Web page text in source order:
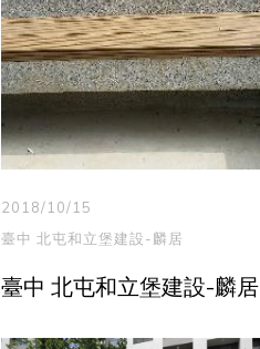
2018/10/15
臺中 北屯和立堡建設-麟居
臺中 北屯和立堡建設-麟居